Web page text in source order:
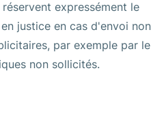
expressément le
justice en cas d'envoi non
par exemple par le
non sollicités.